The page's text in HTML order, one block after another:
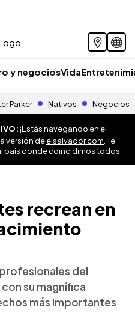
y negociosVida
Parker Nativos Negocios
¡Estás navegando en el
versión deelsalvador.com . Te
país donde coincidimos todos.
recrean en
del
su magnífica
más importantes